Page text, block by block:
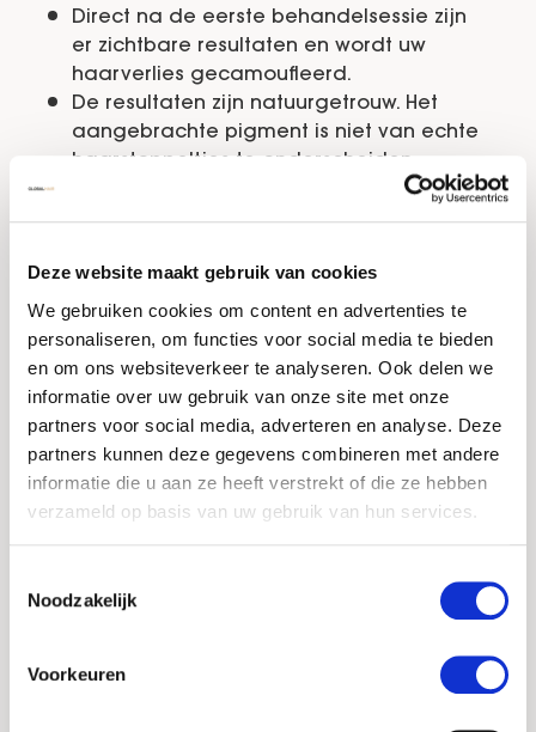
Deze website maakt gebruik van cookies
We gebruiken cookies om content en advertenties te
personaliseren, om functies voor social media te bieden
en om ons websiteverkeer te analyseren. Ook delen we
informatie over uw gebruik van onze site met onze
partners voor social media, adverteren en analyse. Deze
partners kunnen deze gegevens combineren met andere
informatie die u aan ze heeft verstrekt of die ze hebben
verzameld op basis van uw gebruik van hun services.
Noodzakelijk
Voorkeuren
Direct na de eerste behandelsessie zijn
er zichtbare resultaten en wordt uw
haarverlies gecamoufleerd.
De resultaten zijn natuurgetrouw. Het
aangebrachte pigment is niet van echte
haarstoppeltjes te onderscheiden.
behandelingen zoals een
Camoufleren van
haaruitval
Haaruitval en kaalheid hebben meerdere
oorzaken en kunnen zowel tijdelijk als
vitamine gebrek en/of roken veroorzaken
geregeld tijdelijk haarverlies. Daarnaast
maken met blijvend haarverlies als gevolg